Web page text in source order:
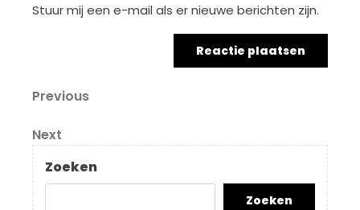
Stuur mij een e-mail als er nieuwe berichten zijn.
Berichtnavigatie
Previous
Previous
Next
Post
Next
Zoeken
Zoeken